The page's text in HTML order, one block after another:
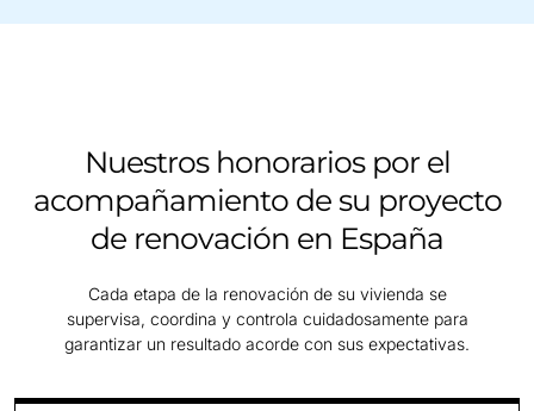
Nuestros honorarios por el
acompañamiento de su proyecto
de renovación en España
Cada etapa de la renovación de su vivienda se
supervisa, coordina y controla cuidadosamente para
garantizar un resultado acorde con sus expectativas.